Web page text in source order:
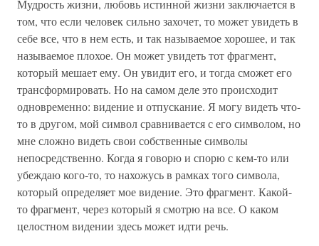
Мудрость жизни, любовь истинной жизни заключается в
том, что если человек сильно захочет, то может увидеть в
себе все, что в нем есть, и так называемое хорошее, и так
называемое плохое. Он может увидеть тот фрагмент,
который мешает ему. Он увидит его, и тогда сможет его
трансформировать. Но на самом деле это происходит
одновременно: видение и отпускание. Я могу видеть что-
то в другом, мой символ сравнивается с его символом, но
мне сложно видеть свои собственные символы
непосредственно. Когда я говорю и спорю с кем-то или
убеждаю кого-то, то нахожусь в рамках того символа,
который определяет мое видение. Это фрагмент. Какой-
то фрагмент, через который я смотрю на все. О каком
целостном видении здесь может идти речь.